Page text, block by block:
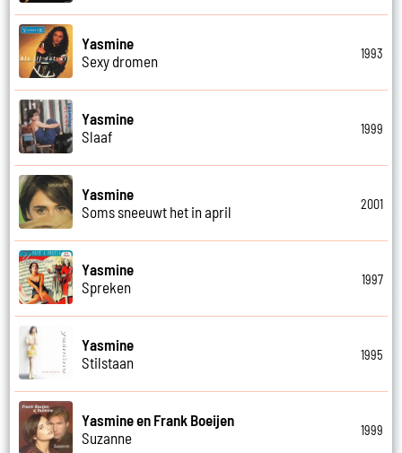
Yasmine
Sexy dromen
1993
Yasmine
Slaaf
1999
Yasmine
Soms sneeuwt het in april
2001
Yasmine
Spreken
1997
Yasmine
Stilstaan
1995
Yasmine en Frank Boeijen
Suzanne
1999